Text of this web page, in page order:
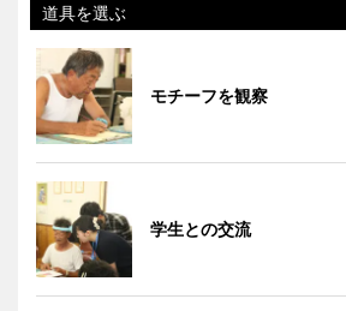
道具を選ぶ
モチーフを観察
学生との交流